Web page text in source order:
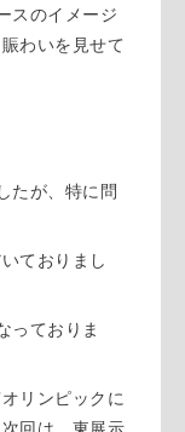
スのイメージ
わいを見せて
たが、特に問
ておりまし
っておりま
リンピックに